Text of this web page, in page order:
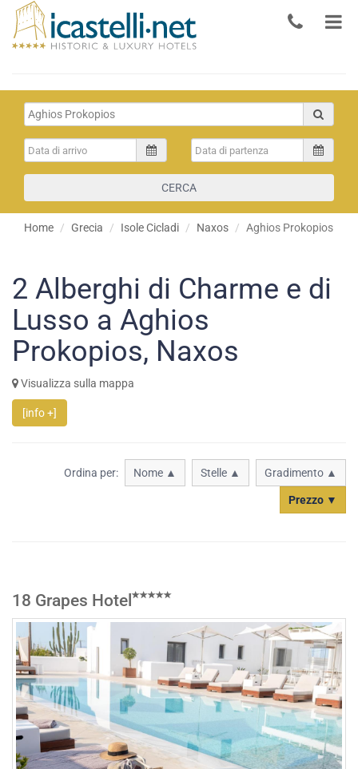
CERCA
Home Grecia Isole Cicladi Naxos Aghios Prokopios
2 Alberghi di Charme e di
Lusso a Aghios
Prokopios, Naxos
Visualizza sulla mappa
[info +]
Ordina per: Nome ▲ Stelle ▲ Gradimento ▲
Prezzo ▼
18 Grapes Hotel